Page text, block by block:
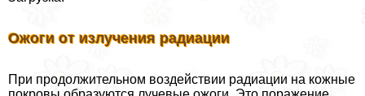
Ожоги от излучения радиации
При продолжительном воздействии радиации на кожные